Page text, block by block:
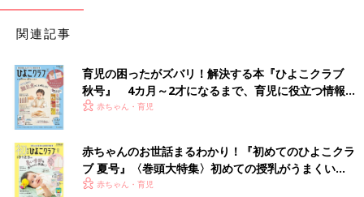
段にはぬいぐるみやおもちゃも入るワゴン付きです。
関連記事
育児の困ったがズバリ！解決する本『ひよこクラブ
秋号』 4カ月～2才になるまで、育児に役立つ情報が
いっぱい！
赤ちゃん・育児
赤ちゃんのお世話まるわかり！『初めてのひよこクラ
ブ 夏号』〈巻頭大特集〉初めての授乳がうまくい
く！ おっぱい・ミルクの基本と夏のトラブル 解決テ
赤ちゃん・育児